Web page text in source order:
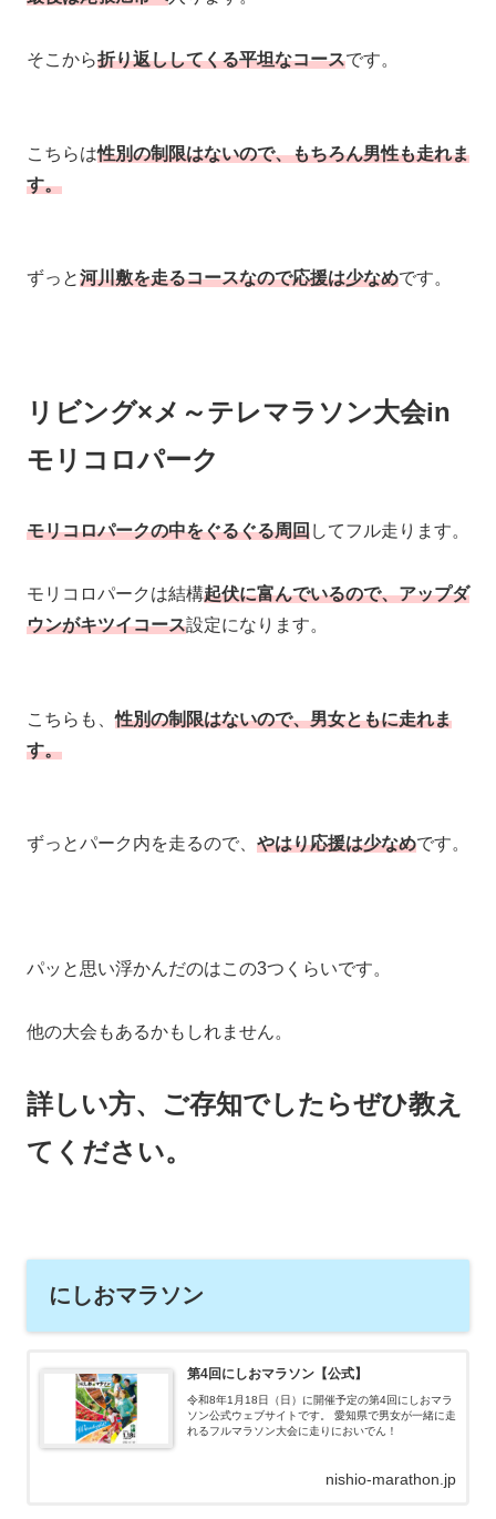
そこから折り返ししてくる平坦なコースです。
こちらは性別の制限はないので、もちろん男性も走れま
す。
ずっと河川敷を走るコースなので応援は少なめです。
リビング×メ～テレマラソン大会in
モリコロパーク
モリコロパークの中をぐるぐる周回してフル走ります。
モリコロパークは結構起伏に富んでいるので、アップダ
ウンがキツイコース設定になります。
こちらも、性別の制限はないので、男女ともに走れま
す。
ずっとパーク内を走るので、 やはり応援は少なめです。
パッと思い浮かんだのはこの3つくらいです。
他の大会もあるかもしれません。
詳しい方、ご存知でしたらぜひ教え
てください。
にしおマラソン
第4回にしおマラソン【公式】
令和8年1月18日（日）に開催予定の第4回にしおマラ
ソン公式ウェブサイトです。 愛知県で男女が一緒に走
れるフルマラソン大会に走りにおいでん！
nishio-marathon.jp